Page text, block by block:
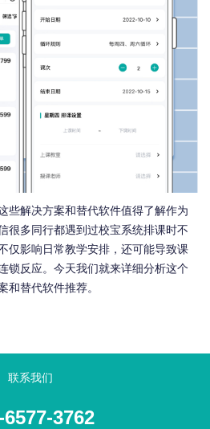
些解决方案和替代软件值得了解作为
很多同行都遇到过校宝系统排课时不
仅影响日常教学安排，还可能导致课
锁反应。今天我们就来详细分析这个
和替代软件推荐。
联系我们
6577-3762